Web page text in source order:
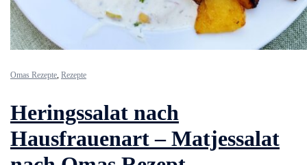
Omas Rezepte, Rezepte
Heringssalat nach
Hausfrauenart – Matjessalat